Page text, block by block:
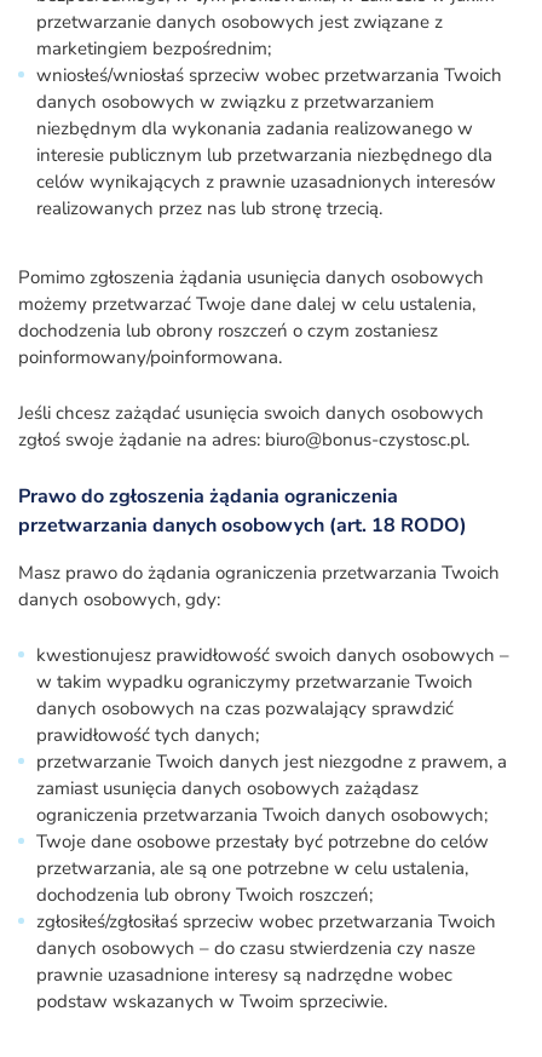
przetwarzanie danych osobowych jest związane z
marketingiem bezpośrednim;
wniosłeś/wniosłaś sprzeciw wobec przetwarzania Twoich
danych osobowych w związku z przetwarzaniem
niezbędnym dla wykonania zadania realizowanego w
interesie publicznym lub przetwarzania niezbędnego dla
celów wynikających z prawnie uzasadnionych interesów
realizowanych przez nas lub stronę trzecią.
Pomimo zgłoszenia żądania usunięcia danych osobowych
możemy przetwarzać Twoje dane dalej w celu ustalenia,
dochodzenia lub obrony roszczeń o czym zostaniesz
poinformowany/poinformowana.
Jeśli chcesz zażądać usunięcia swoich danych osobowych
zgłoś swoje żądanie na adres: biuro@bonus-czystosc.pl.
Prawo do zgłoszenia żądania ograniczenia
przetwarzania danych osobowych (art. 18 RODO)
Masz prawo do żądania ograniczenia przetwarzania Twoich
danych osobowych, gdy:
kwestionujesz prawidłowość swoich danych osobowych –
w takim wypadku ograniczymy przetwarzanie Twoich
danych osobowych na czas pozwalający sprawdzić
prawidłowość tych danych;
przetwarzanie Twoich danych jest niezgodne z prawem, a
zamiast usunięcia danych osobowych zażądasz
ograniczenia przetwarzania Twoich danych osobowych;
Twoje dane osobowe przestały być potrzebne do celów
przetwarzania, ale są one potrzebne w celu ustalenia,
dochodzenia lub obrony Twoich roszczeń;
zgłosiłeś/zgłosiłaś sprzeciw wobec przetwarzania Twoich
danych osobowych – do czasu stwierdzenia czy nasze
prawnie uzasadnione interesy są nadrzędne wobec
podstaw wskazanych w Twoim sprzeciwie.